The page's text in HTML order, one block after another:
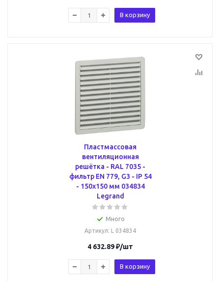
В корзину
Пластмассовая
вентиляционная
решётка - RAL 7035 -
фильтр EN 779, G3 - IP 54
- 150x150 мм 034834
Legrand
Много
Артикул: L 034834
4 632.89₽/шт
В корзину